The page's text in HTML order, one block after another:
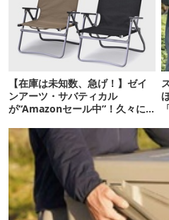
【在庫は未知数、急げ！】ゼイ
ンアーツ・サバティカル
が“Amazonセール中”！久々に